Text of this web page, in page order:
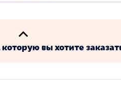
вы хотите